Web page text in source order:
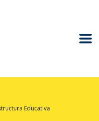
Educativa